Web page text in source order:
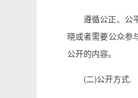
遵循公正、公
晓或者需要公众参
公开的内容。
(二)公开方式.